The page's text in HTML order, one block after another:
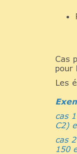
Cas
pour
Les
cas
C2)
cas
150